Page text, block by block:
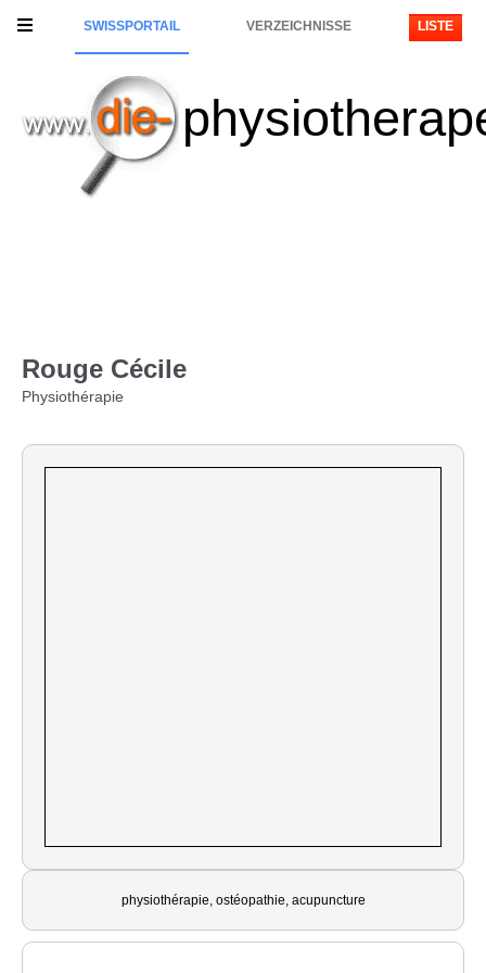
SWISSPORTAIL VERZEICHNISSE LISTE
Rouge Cécile
Physiothérapie
physiothérapie, ostéopathie, acupuncture